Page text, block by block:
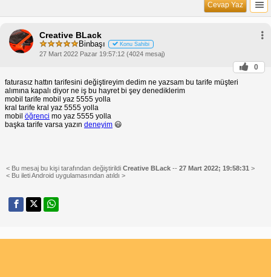
Cevap Yaz
Creative BLack
Binbaşı Konu Sahibi
27 Mart 2022 Pazar 19:57:12 (4024 mesaj)
0
faturasız hattın tarifesini değiştireyim dedim ne yazsam bu tarife müşteri
alımına kapalı diyor ne iş bu hayret bi şey denediklerim
mobil tarife mobil yaz 5555 yolla
kral tarife kral yaz 5555 yolla
mobil öğrenci mo yaz 5555 yolla
başka tarife varsa yazın deneyim 😃
< Bu mesaj bu kişi tarafından değiştirildi Creative BLack -- 27 Mart 2022; 19:58:31 >
< Bu ileti Android uygulamasından atıldı >